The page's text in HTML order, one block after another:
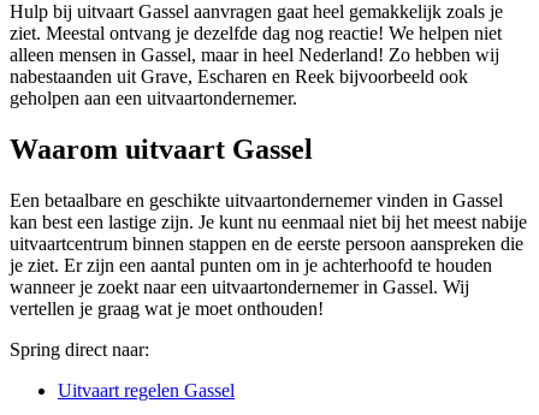
Hulp bij uitvaart Gassel aanvragen gaat heel gemakkelijk zoals je
ziet. Meestal ontvang je dezelfde dag nog reactie! We helpen niet
alleen mensen in Gassel, maar in heel Nederland! Zo hebben wij
nabestaanden uit Grave, Escharen en Reek bijvoorbeeld ook
geholpen aan een uitvaartondernemer.
Waarom uitvaart Gassel
Een betaalbare en geschikte uitvaartondernemer vinden in Gassel
kan best een lastige zijn. Je kunt nu eenmaal niet bij het meest nabije
uitvaartcentrum binnen stappen en de eerste persoon aanspreken die
je ziet. Er zijn een aantal punten om in je achterhoofd te houden
wanneer je zoekt naar een uitvaartondernemer in Gassel. Wij
vertellen je graag wat je moet onthouden!
Spring direct naar:
Uitvaart regelen Gassel